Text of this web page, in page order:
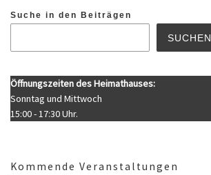
Suche in den Beiträgen
SUCHEN
Öffnungszeiten des Heimathauses:
Sonntag und Mittwoch
15:00 - 17:30 Uhr.
Kommende Veranstaltungen